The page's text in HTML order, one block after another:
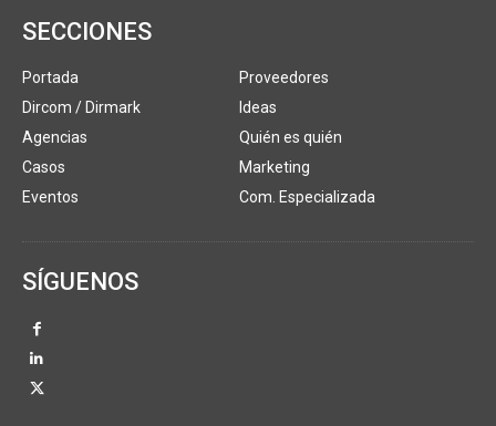
SECCIONES
Portada
Dircom / Dirmark
Agencias
Casos
Eventos
Proveedores
Ideas
Quién es quién
Marketing
Com. Especializada
SÍGUENOS